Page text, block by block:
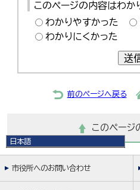
日本語
English
このページの内容はわか
わかりやすかった
わかりにくかった
送
前のページへ戻る
このページ
市役所へのお問い合わせ